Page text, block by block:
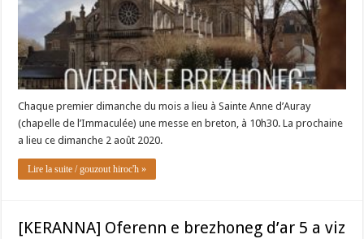
Chaque premier dimanche du mois a lieu à Sainte Anne d’Auray
(chapelle de l’Immaculée) une messe en breton, à 10h30. La prochaine
a lieu ce dimanche 2 août 2020.
Lire la suite / gouzout hiroc'h »
[KERANNA] Oferenn e brezhoneg d’ar 5 a viz